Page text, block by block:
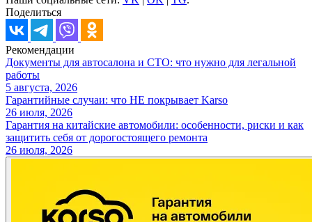
Поделиться
Рекомендации
Документы для автосалона и СТО: что нужно для легальной
работы
5 августа, 2026
Гарантийные случаи: что НЕ покрывает Karso
26 июля, 2026
Гарантия на китайские автомобили: особенности, риски и как
защитить себя от дорогостоящего ремонта
26 июля, 2026